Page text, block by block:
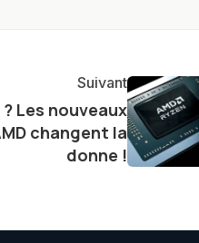
Suivant
Les nouveaux
changent la
donne !